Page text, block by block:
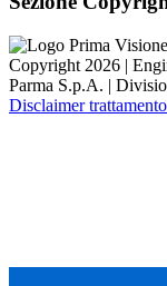
Copyright 2026 |
Parma S.p.A. |
Disclaimer